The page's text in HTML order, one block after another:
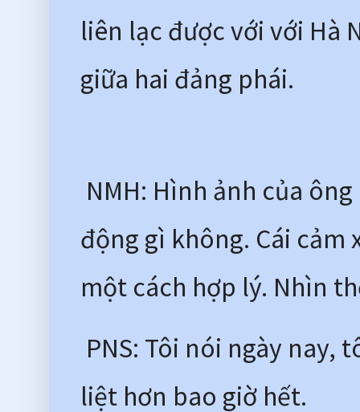
liên lạc được với với Hà
giữa hai đảng phái.
NMH: Hình ảnh của
động gì không. Cái
một cách hợp lý. Nhìn
PNS: Tôi nói ngày nay,
liệt hơn bao giờ hết.